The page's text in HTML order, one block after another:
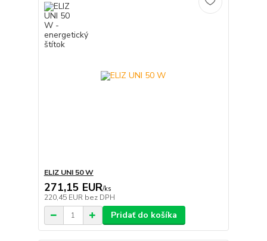
ELIZ UNI 50 W
271,15 EUR/ks
220,45 EUR bez DPH
Pridať do košíka